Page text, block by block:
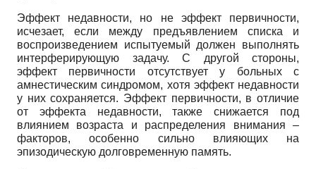
Эффект недавности, но не эффект первичности,
исчезает, если между предъявлением списка и
воспроизведением испытуемый должен выполнять
интерферирующую задачу. С другой стороны,
эффект первичности отсутствует у больных с
амнестическим синдромом, хотя эффект недавности
у них сохраняется. Эффект первичности, в отличие
от эффекта недавности, также снижается под
влиянием возраста и распределения внимания –
факторов, особенно сильно влияющих на
эпизодическую долговременную память.